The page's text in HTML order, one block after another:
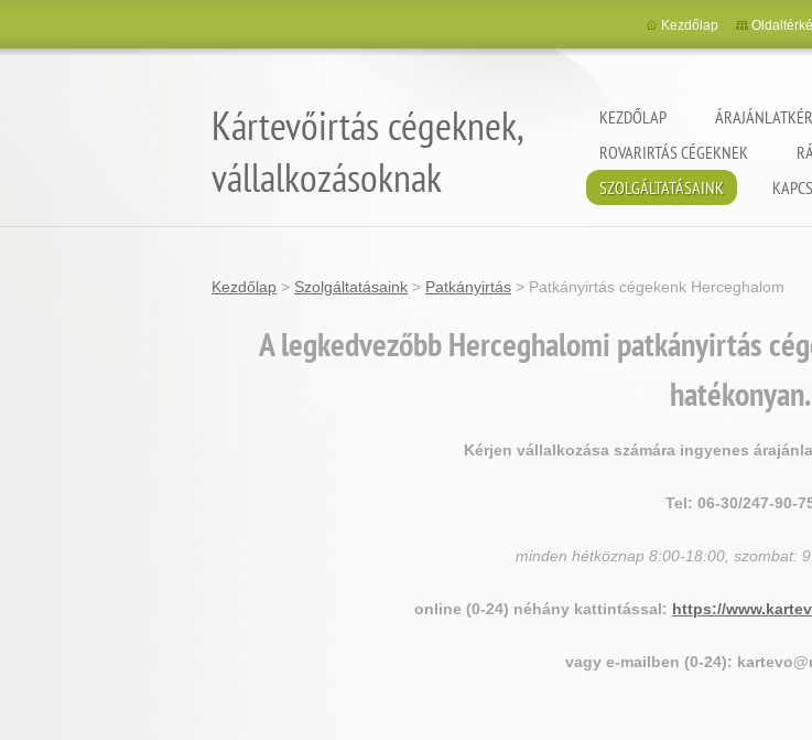
Kártevőirtás cégeknek,
vállalkozásoknak
KEZDŐLAP
ROVARIRTÁS CÉGEKNEK
SZOLGÁLTATÁSAINK
Kezdőlap
Kezdőlap > Szolgáltatásaink > Patkányirtás > Patkányirtás cégekenk Herceghalom
A legkedvezőbb Herceghalomi patkányirtás
hatékonyan.
Kérjen vállalkozása számára ingyenes
Tel: 06-30/247-90-
minden hétköznap 8:00-18:00, szombat:
online (0-24) néhány kattintással: https://
vagy e-mailben (0-24):